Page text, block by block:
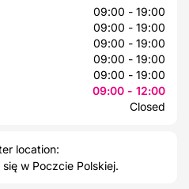
09:00 - 19:00
09:00 - 19:00
09:00 - 19:00
09:00 - 19:00
09:00 - 19:00
09:00 - 12:00
Closed
location:
w Poczcie Polskiej.